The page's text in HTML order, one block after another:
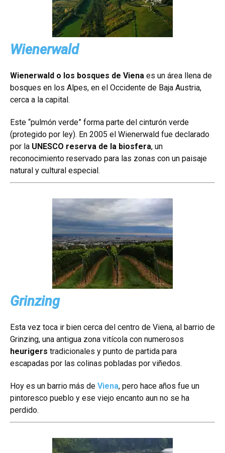
Wienerwald
Wienerwald o los bosques de Viena es un área llena de
bosques en los Alpes, en el Occidente de Baja Austria,
cerca a la capital.
Este “pulmón verde” forma parte del cinturón verde
(protegido por ley). En 2005 el Wienerwald fue declarado
por la UNESCO reserva de la biosfera, un
reconocimiento reservado para las zonas con un paisaje
natural y cultural especial.
Grinzing
Esta vez toca ir bien cerca del centro de Viena, al barrio de
Grinzing, una antigua zona vitícola con numerosos
heurigers tradicionales y punto de partida para
escapadas por las colinas pobladas por viñedos.
Hoy es un barrio más de Viena, pero hace años fue un
pintoresco pueblo y ese viejo encanto aun no se ha
perdido.